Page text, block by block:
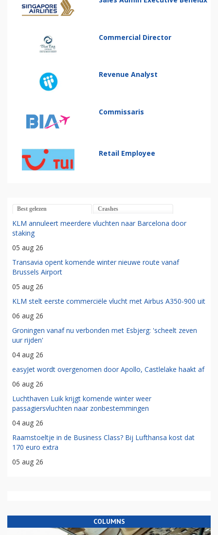
Commercial Director
Revenue Analyst
Commissaris
Retail Employee
Best gelezen Crashes
KLM annuleert meerdere vluchten naar Barcelona door
staking
05 aug 26
Transavia opent komende winter nieuwe route vanaf
Brussels Airport
05 aug 26
KLM stelt eerste commerciële vlucht met Airbus A350-900 uit
06 aug 26
Groningen vanaf nu verbonden met Esbjerg: 'scheelt zeven
uur rijden'
04 aug 26
easyJet wordt overgenomen door Apollo, Castlelake haakt af
06 aug 26
Luchthaven Luik krijgt komende winter weer
passagiersvluchten naar zonbestemmingen
04 aug 26
Raamstoeltje in de Business Class? Bij Lufthansa kost dat
170 euro extra
05 aug 26
COLUMNS